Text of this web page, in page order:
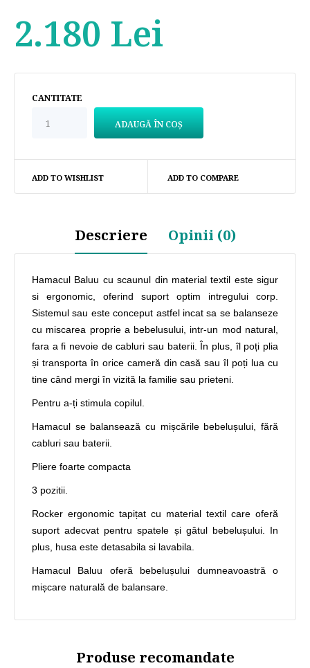
2.180 Lei
CANTITATE
ADD TO WISHLIST ADD TO COMPARE
Descriere Opinii (0)
Hamacul Baluu cu scaunul din material textil este sigur
si ergonomic, oferind suport optim intregului corp.
Sistemul sau este conceput astfel incat sa se balanseze
cu miscarea proprie a bebelusului, intr-un mod natural,
fara a fi nevoie de cabluri sau baterii. În plus, îl poți plia
și transporta în orice cameră din casă sau îl poți lua cu
tine când mergi în vizită la familie sau prieteni.
Pentru a-ți stimula copilul.
Hamacul se balansează cu mișcările bebelușului, fără
cabluri sau baterii.
Pliere foarte compacta
3 pozitii.
Rocker ergonomic tapițat cu material textil care oferă
suport adecvat pentru spatele și gâtul bebelușului. In
plus, husa este detasabila si lavabila.
Hamacul Baluu oferă bebelușului dumneavoastră o
mișcare naturală de balansare.
Produse recomandate